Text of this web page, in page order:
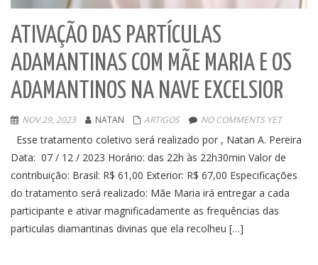
ATIVAÇÃO DAS PARTÍCULAS
ADAMANTINAS COM MÃE MARIA E OS
ADAMANTINOS NA NAVE EXCELSIOR
NOV 29, 2023 NATAN ARTIGOS NO COMMENTS YET
Esse tratamento coletivo será realizado por , Natan A. Pereira
Data: 07 / 12 / 2023 Horário: das 22h às 22h30min Valor de
contribuição: Brasil: R$ 61,00 Exterior: R$ 67,00 Especificações
do tratamento será realizado: Mãe Maria irá entregar a cada
participante e ativar magnificadamente as frequências das
particulas diamantinas divinas que ela recolheu […]